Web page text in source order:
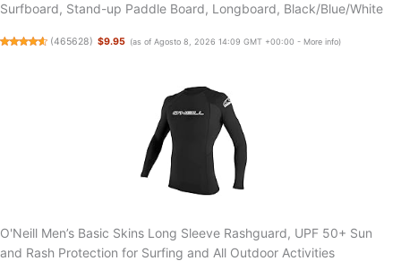
Surfboard, Stand-up Paddle Board, Longboard, Black/Blue/White
(465628) $9.95 (as of Agosto 8, 2026 14:09 GMT +00:00 - More info)
O'Neill Men’s Basic Skins Long Sleeve Rashguard, UPF 50+ Sun
and Rash Protection for Surfing and All Outdoor Activities